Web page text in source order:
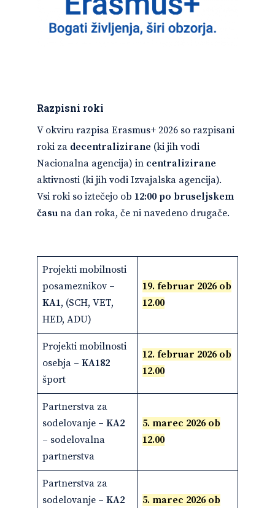
Razpisni roki
V okviru razpisa Erasmus+ 2026 so razpisani
roki za decentralizirane (ki jih vodi
Nacionalna agencija) in centralizirane
aktivnosti (ki jih vodi Izvajalska agencija).
Vsi roki so iztečejo ob 12:00 po bruseljskem
času na dan roka, če ni navedeno drugače.
Projekti mobilnosti
posameznikov –
KA1, (SCH, VET,
HED, ADU)
19. februar 2026 ob
12.00
Projekti mobilnosti
osebja – KA182
šport
12. februar 2026 ob
12.00
Partnerstva za
sodelovanje – KA2
– sodelovalna
partnerstva
5. marec 2026 ob
12.00
Partnerstva za
sodelovanje – KA2 5. marec 2026 ob